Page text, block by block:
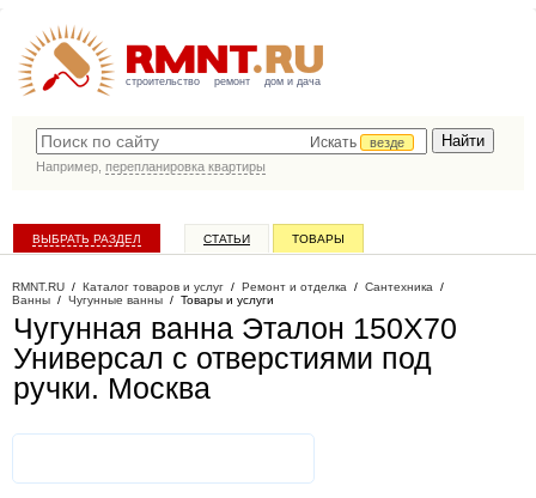
строительство ремонт дом и дача
Искать
везде
Например, перепланировка квартиры
ВЫБРАТЬ РАЗДЕЛ СТАТЬИ ТОВАРЫ
RMNT.RU / Каталог товаров и услуг / Ремонт и отделка / Сантехника /
Ванны / Чугунные ванны / Товары и услуги
Чугунная ванна Эталон 150Х70
Универсал с отверстиями под
ручки. Москва